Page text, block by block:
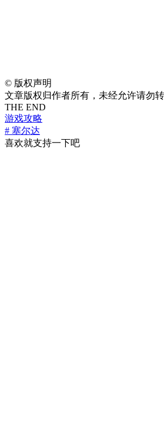
© 版权声明
文章版权归作者所有，未经允许请勿转
THE END
游戏攻略
# 塞尔达
喜欢就支持一下吧